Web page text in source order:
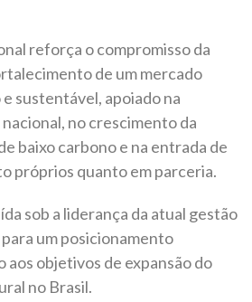
reforça o compromisso da
de um mercado
sustentável, apoiado na
no crescimento da
baixo carbono e na entrada de
próprios quanto em parceria.
sob a liderança da atual gestão
um posicionamento
objetivos de expansão do
no Brasil.